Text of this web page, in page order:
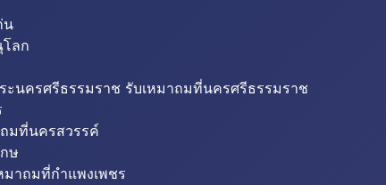
น
ลก
นครศรีธรรมราช รับเหมาถมที่นครศรีธรรมราช
มที่นครสวรรค์
ษ
มาถมที่กำแพงเพชร